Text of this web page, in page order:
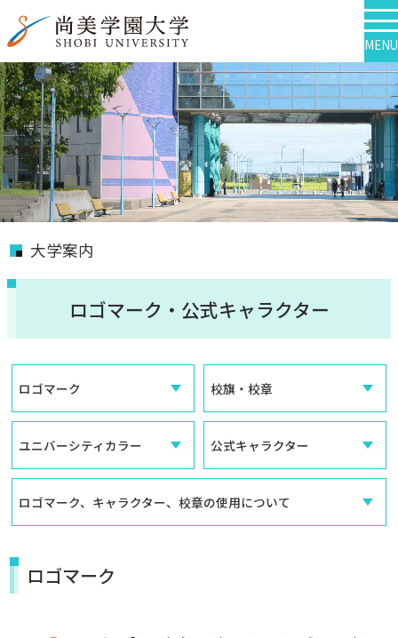
MENU
大学案内
ロゴマーク・公式キャラクター
ロゴマーク 校旗・校章
ユニバーシティカラー 公式キャラクター
ロゴマーク、キャラクター、校章の使用について
ロゴマーク